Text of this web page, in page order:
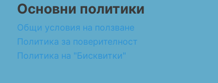
Основни политики
Общи условия на ползване
Политика за поверителност
Политика на "Бисквитки"